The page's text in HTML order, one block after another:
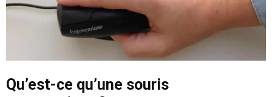
Qu’est-ce qu’une souris